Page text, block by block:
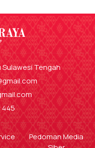
Sulawesi Tengah
445
Pedoman Media